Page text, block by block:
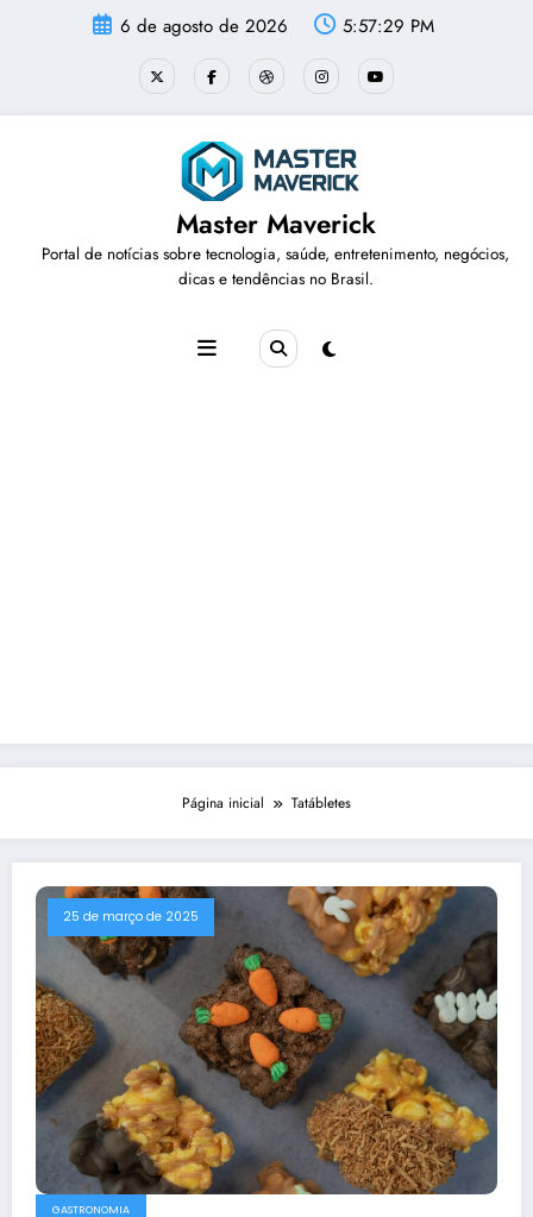
6 de agosto de 2026 5:57:29 PM
Master Maverick
Portal de notícias sobre tecnologia, saúde, entretenimento, negócios,
dicas e tendências no Brasil.
Página inicial Tatábletes
25 de março de 2025
GASTRONOMIA